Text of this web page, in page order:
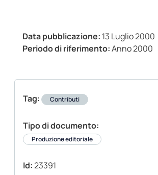
Data pubblicazione: 13 Luglio 2000
Periodo di riferimento:Anno 2000
Tag: Contributi
Tipo di documento:
Produzione editoriale
Id:23391